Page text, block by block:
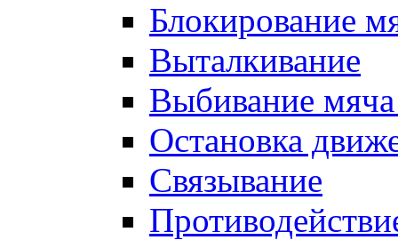
Блокирование
Выталкивание
Выбивание
Остановка
Связывание